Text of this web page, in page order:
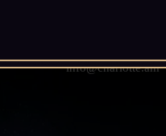
info@charlotte.am